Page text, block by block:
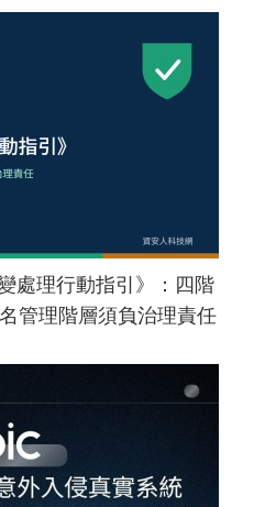
處理行動指引》：四階
管理階層須負治理責任